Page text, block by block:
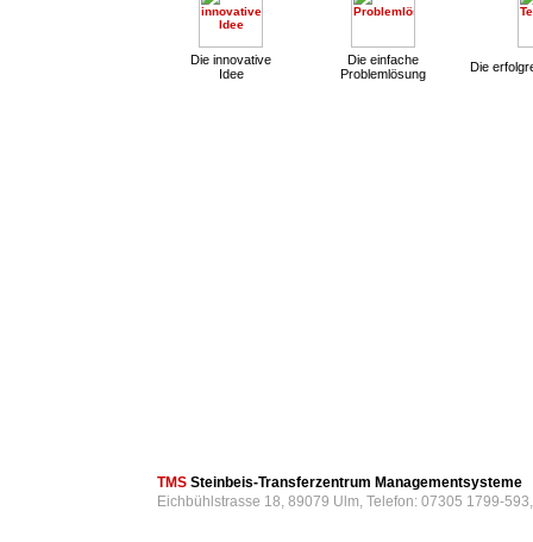
Die innovative
Idee
Die einfache
Problemlösung
Die
TMS Steinbeis-Transferzentrum Managementsysteme
Eichbühlstrasse 18, 89079 Ulm, Telefon: 07305 1799-